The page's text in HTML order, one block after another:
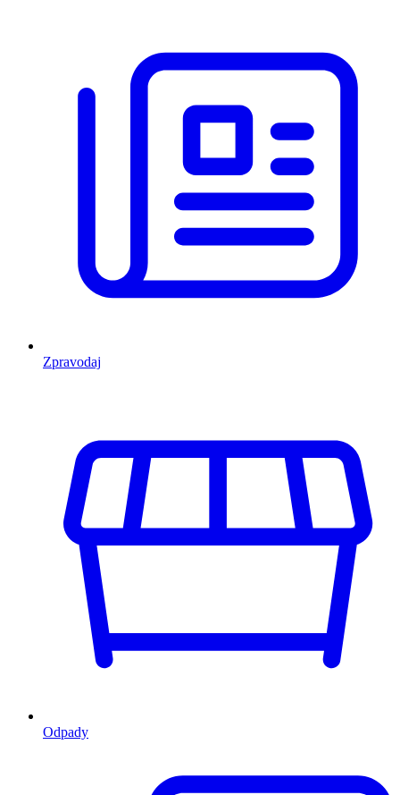
Zpravodaj
Odpady